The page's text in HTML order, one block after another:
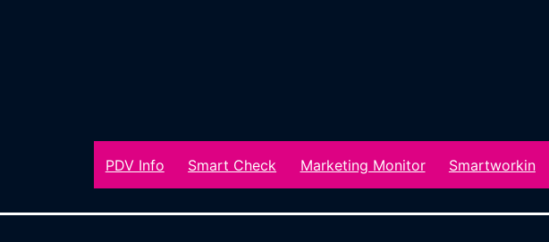
PDV Info Smart Check Marketing Monitor Smartworkin